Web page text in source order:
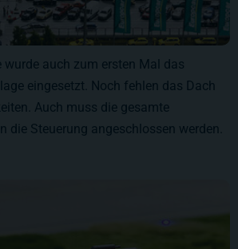
wurde auch zum ersten Mal das
eingesetzt. Noch fehlen das Dach
Auch muss die gesamte
die Steuerung angeschlossen werden.